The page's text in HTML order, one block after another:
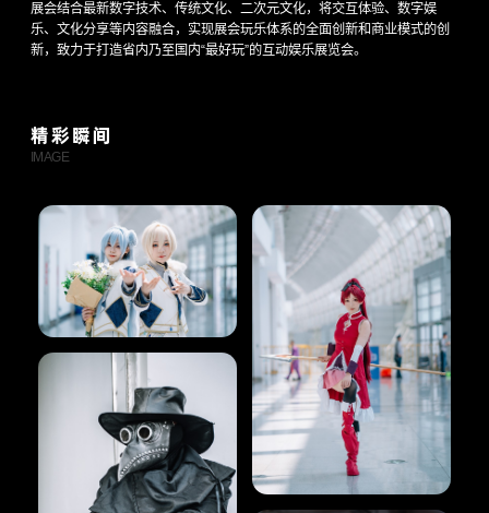
展会结合最新数字技术、传统文化、二次元文化，将交互体验、数字娱
乐、文化分享等内容融合，实现展会玩乐体系的全面创新和商业模式的创
新，致力于打造省内乃至国内“最好玩”的互动娱乐展览会。
精彩瞬间
IMAGE